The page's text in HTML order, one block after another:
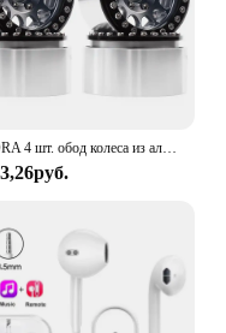
INJORA 4 шт. обод колеса из алюминиевого сплава с ЧПУ 1,9 для 1/10 RC гусеничного автомобиля Axial SCX10 90046 AXI03007 TRX4 VS4-10 Redcat Gen8